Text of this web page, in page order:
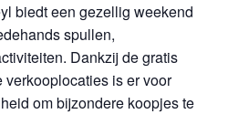
biedt een gezellig weekend
spullen,
Dankzij de gratis
is er voor
om bijzondere koopjes te